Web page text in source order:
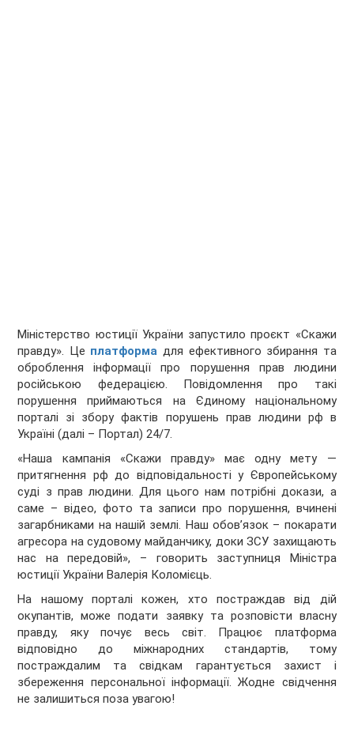
Міністерство юстиції України запустило проєкт «Скажи
правду». Це платформа для ефективного збирання та
оброблення інформації про порушення прав людини
російською федерацією. Повідомлення про такі
порушення приймаються на Єдиному національному
порталі зі збору фактів порушень прав людини рф в
Україні (далі – Портал) 24/7.
«Наша кампанія «Скажи правду» має одну мету —
притягнення рф до відповідальності у Європейському
суді з прав людини. Для цього нам потрібні докази, а
саме – відео, фото та записи про порушення, вчинені
загарбниками на нашій землі. Наш обов’язок – покарати
агресора на судовому майданчику, доки ЗСУ захищають
нас на передовій», – говорить заступниця Міністра
юстиції України Валерія Коломієць.
На нашому порталі кожен, хто постраждав від дій
окупантів, може подати заявку та розповісти власну
правду, яку почує весь світ. Працює платформа
відповідно до міжнародних стандартів, тому
постраждалим та свідкам гарантується захист і
збереження персональної інформації. Жодне свідчення
не залишиться поза увагою!